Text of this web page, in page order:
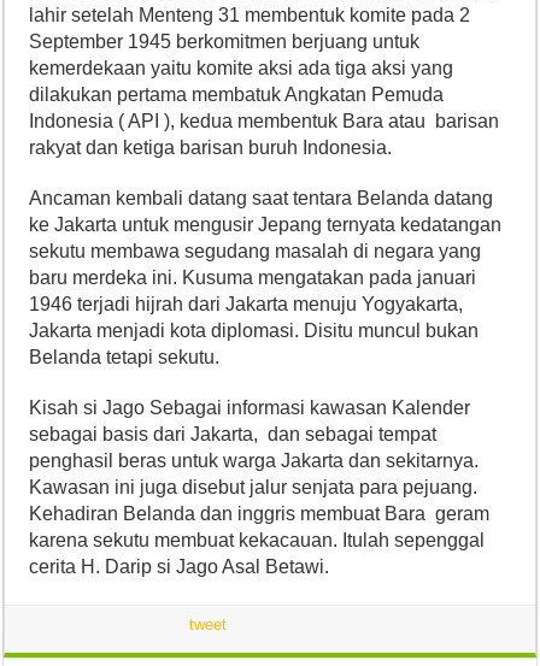
lahir setelah Menteng 31 membentuk komite pada 2
September 1945 berkomitmen berjuang untuk
kemerdekaan yaitu komite aksi ada tiga aksi yang
dilakukan pertama membatuk Angkatan Pemuda
Indonesia ( API ), kedua membentuk Bara atau barisan
rakyat dan ketiga barisan buruh Indonesia.
Ancaman kembali datang saat tentara Belanda datang
ke Jakarta untuk mengusir Jepang ternyata kedatangan
sekutu membawa segudang masalah di negara yang
baru merdeka ini. Kusuma mengatakan pada januari
1946 terjadi hijrah dari Jakarta menuju Yogyakarta,
Jakarta menjadi kota diplomasi. Disitu muncul bukan
Belanda tetapi sekutu.
Kisah si Jago Sebagai informasi kawasan Kalender
sebagai basis dari Jakarta, dan sebagai tempat
penghasil beras untuk warga Jakarta dan sekitarnya.
Kawasan ini juga disebut jalur senjata para pejuang.
Kehadiran Belanda dan inggris membuat Bara geram
karena sekutu membuat kekacauan. Itulah sepenggal
cerita H. Darip si Jago Asal Betawi.
tweet